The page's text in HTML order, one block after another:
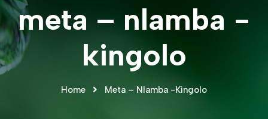
meta – nlamba -
kingolo
Home Meta – Nlamba -kingolo